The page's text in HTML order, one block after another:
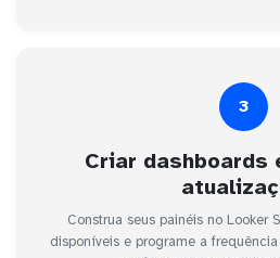
3
Criar dashboards
Construa seus painéis no Looker
disponíveis e programe a